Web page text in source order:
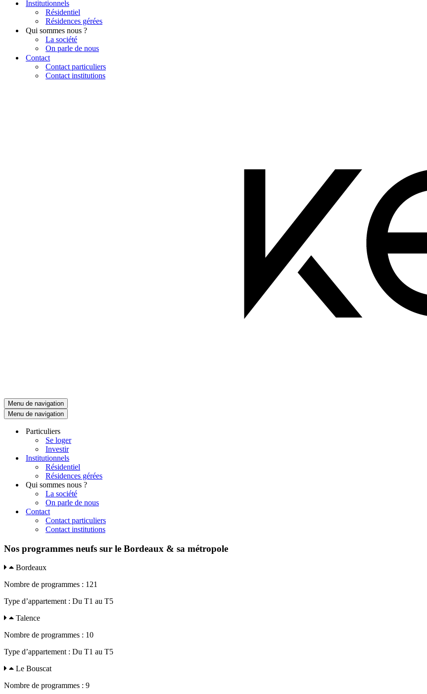
Institutionnels
Résidentiel
Résidences gérées
Qui sommes nous ?
La société
On parle de nous
Contact
Contact particuliers
Contact institutions
Menu de navigation
Menu de navigation
Particuliers
Se loger
Investir
Institutionnels
Résidentiel
Résidences gérées
Qui sommes nous ?
La société
On parle de nous
Contact
Contact particuliers
Contact institutions
Nos programmes neufs sur le Bordeaux & sa métropole
Bordeaux
Nombre de programmes : 121
Type d’appartement : Du T1 au T5
Talence
Nombre de programmes : 10
Type d’appartement : Du T1 au T5
Le Bouscat
Nombre de programmes : 9